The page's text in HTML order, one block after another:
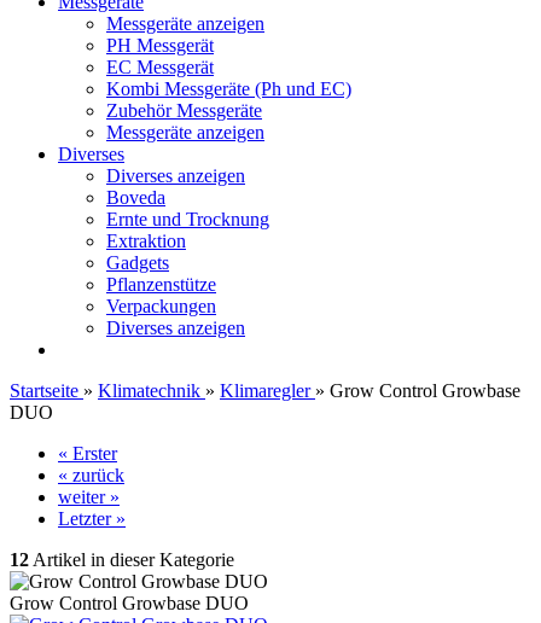
Messgeräte anzeigen
PH Messgerät
EC Messgerät
Kombi Messgeräte (Ph und EC)
Zubehör Messgeräte
Messgeräte anzeigen
Diverses
Diverses anzeigen
Boveda
Ernte und Trocknung
Extraktion
Gadgets
Pflanzenstütze
Verpackungen
Diverses anzeigen
Startseite » Klimatechnik » Klimaregler » Grow Control Growbase
DUO
« Erster
« zurück
weiter »
Letzter »
12 Artikel in dieser Kategorie
Grow Control Growbase DUO